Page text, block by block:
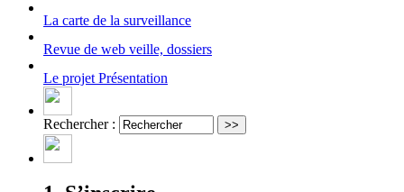
La carte de la surveillance
Revue de web veille, dossiers
Le projet Présentation
Rechercher :